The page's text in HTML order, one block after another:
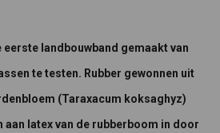
eerste landbouwband gemaakt van
te testen. Rubber gewonnen uit
(Taraxacum koksaghyz)
latex van de rubberboom in door